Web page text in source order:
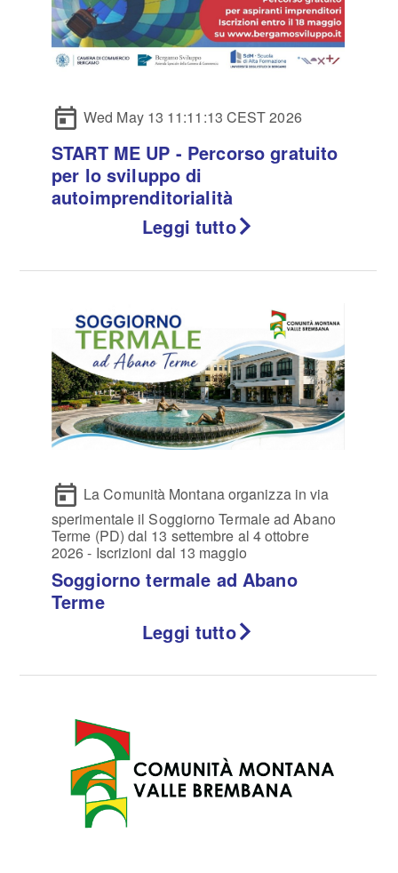
Wed May 13 11:11:13 CEST 2026
START ME UP - Percorso gratuito
per lo sviluppo di
autoimprenditorialità
Leggi tutto
La Comunità Montana organizza in via
sperimentale il Soggiorno Termale ad Abano
Terme (PD) dal 13 settembre al 4 ottobre
2026 - Iscrizioni dal 13 maggio
Soggiorno termale ad Abano
Terme
Leggi tutto